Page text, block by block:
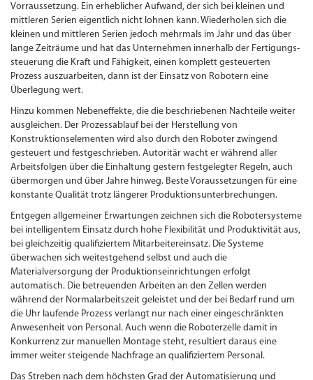
Vorraussetzung. Ein erheblicher Aufwand, der sich bei kleinen und
mittleren Serien eigentlich nicht lohnen kann. Wiederholen sich die
kleinen und mittleren Serien jedoch mehrmals im Jahr und das über
lange Zeiträume und hat das Unternehmen innerhalb der Fertigungs­
steuerung die Kraft und Fähigkeit, einen komplett gesteuerten
Prozess auszuarbeiten, dann ist der Einsatz von Robotern eine
Überlegung wert.
Hinzu kommen Nebeneffekte, die die beschriebenen Nachteile weiter
ausgleichen. Der Prozessablauf bei der Herstellung von
Konstruktionselementen wird also durch den Roboter zwingend
gesteuert und festgeschrieben. Autoritär wacht er während aller
Arbeitsfolgen über die Einhaltung gestern festgelegter Regeln, auch
übermorgen und über Jahre hinweg. Beste Voraussetzungen für eine
konstante Qualität trotz längerer Produktionsunterbrechungen.
Entgegen allgemeiner Erwartungen zeichnen sich die Robotersysteme
bei intelligentem Einsatz durch hohe Flexibilität und Produktivität aus,
bei gleichzeitig qualifiziertem Mitarbeitereinsatz. Die Systeme
überwachen sich weitestgehend selbst und auch die
Materialversorgung der Produktionseinrichtungen erfolgt
automatisch. Die betreuenden Arbeiten an den Zellen werden
während der Normalarbeitszeit geleistet und der bei Bedarf rund um
die Uhr laufende Prozess verlangt nur nach einer eingeschränkten
Anwesenheit von Personal. Auch wenn die Roboterzelle damit in
Konkurrenz zur manuellen Montage steht, resultiert daraus eine
immer weiter steigende Nachfrage an qualifiziertem Personal.
Das Streben nach dem höchsten Grad der Automatisierung und